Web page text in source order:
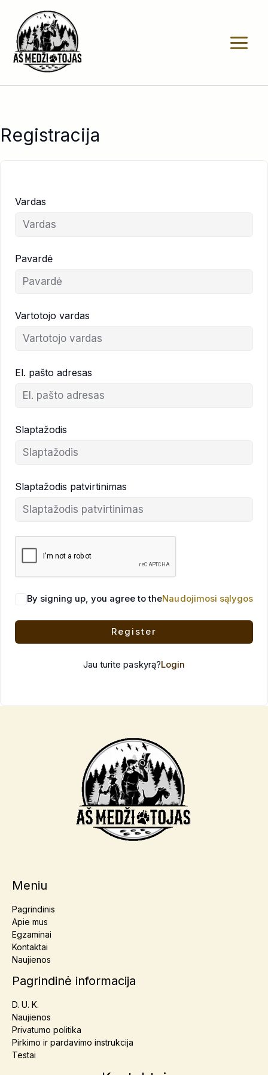
turinio
Registracija
Vardas
Pavardė
Vartotojo vardas
El. pašto adresas
Slaptažodis
Slaptažodis patvirtinimas
By signing up, you agree to theNaudojimosi sąlygos
Register
Jau turite paskyrą?Login
Meniu
Pagrindinis
Apie mus
Egzaminai
Kontaktai
Naujienos
Pagrindinė informacija
D. U. K.
Naujienos
Privatumo politika
Pirkimo ir pardavimo instrukcija
Testai